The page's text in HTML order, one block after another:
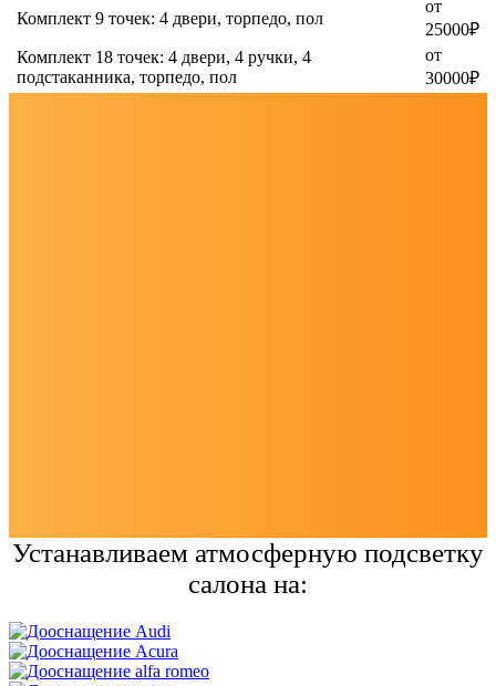
Комплект 9 точек: 4 двери, торпедо, пол
от
25000₽
Комплект 18 точек: 4 двери, 4 ручки, 4
подстаканника, торпедо, пол
от
30000₽
Устанавливаем атмосферную подсветку
салона на: